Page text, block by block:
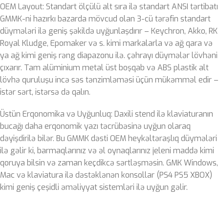
OEM Layout: Standart ölçülü alt sıra ilə standart ANSI tərtibatı
GMMK-ni hazırkı bazarda mövcud olan 3-cü tərəfin standart
düymələri ilə geniş şəkildə uyğunlaşdırır – Keychron, Akko, RK
Royal Kludge, Epomaker və s. kimi markalarla və ağ qara və
ya ağ kimi geniş rəng diapazonu ilə. çəhrayı düymələr lövhəni
çıxarır. Tam alüminium metal üst boşqab və ABS plastik alt
lövhə quruluşu incə səs tənzimləməsi üçün mükəmməl edir –
istər sərt, istərsə də qalın.
Üstün Erqonomika və Uyğunluq: Daxili stend ilə klaviaturanın
bucağı daha erqonomik yazı təcrübəsinə uyğun olaraq
dəyişdirilə bilər. Bu GMMK dəsti OEM heykəltəraşlıq düymələri
ilə gəlir ki, barmaqlarınız və əl oynaqlarınız jeleni maddə kimi
qoruya bilsin və zaman keçdikcə sərtləşməsin. GMK Windows,
Mac və klaviatura ilə dəstəklənən konsollar (PS4 PS5 XBOX)
kimi geniş çeşidli əməliyyat sistemləri ilə uyğun gəlir.